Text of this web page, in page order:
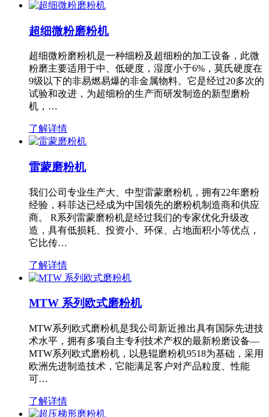
超细微粉磨粉机
超细微粉磨粉机是一种细粉及超细粉的加工设备，此微
粉磨主要适用于中、低硬度，湿度小于6%，莫氏硬度在
9级以下的非易燃易爆的非金属物料。它是经过20多次的
试验和改进，为超细粉的生产而研发制造的新型磨粉
机，…
了解详情
雷蒙磨粉机
我们公司专业生产大、中型雷蒙磨粉机，拥有22年磨粉
经验，科菲达已经成为中国领先的磨粉机制造商和供应
商。 R系列雷蒙磨粉机是经过我们的专家优化升级改
造，具有低损耗、投资小、环保、占地面积小等优点，
它比传…
了解详情
MTW 系列欧式磨粉机
MTW系列欧式磨粉机是我公司新近推出具有国际先进技
术水平，拥有多项自主专利技术产权的最新粉磨设备—
MTW系列欧式磨粉机，以悬辊磨粉机9518为基础，采用
欧洲先进制造技术，它能满足客户对产品粒度、性能
可…
了解详情